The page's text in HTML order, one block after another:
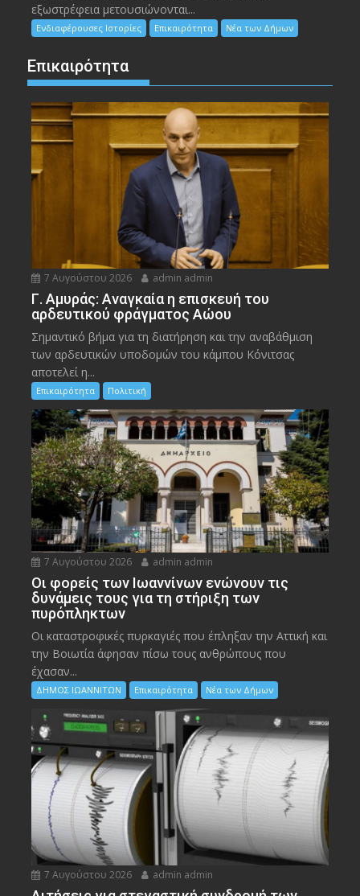
εξωστρέφεια μετουσιώνονται...
Ενδιαφέρουσες Ιστορίες Επικαιρότητα Νέα των Δήμων
Επικαιρότητα
7 Αυγούστου 2026 admin admin
Γ. Αμυράς: Αναγκαία η επισκευή του
αρδευτικού φράγματος Αώου
Σημαντικό βήμα για τη διατήρηση και την αναβάθμιση
των αρδευτικών υποδομών του κάμπου Κόνιτσας
αποτελεί η...
Επικαιρότητα Πολιτική
7 Αυγούστου 2026 admin admin
Οι φορείς των Ιωαννίνων ενώνουν τις
δυνάμεις τους για τη στήριξη των
πυρόπληκτων
Οι καταστροφικές πυρκαγιές που έπληξαν την Αττική και
την Bοιωτία άφησαν πίσω τους ανθρώπους που
έχασαν...
ΔΗΜΟΣ ΙΩΑΝΝΙΤΩΝ Επικαιρότητα Νέα των Δήμων
7 Αυγούστου 2026 admin admin